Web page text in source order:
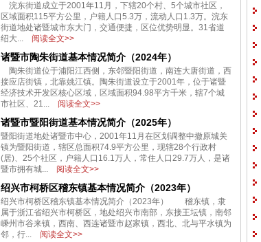
浣东街道成立于2001年11月，下辖20个村、5个城市社区，
区域面积115平方公里，户籍人口5.3万，流动人口1.3万。浣东
街道地处诸暨城市东大门，交通便捷，区位优势明显。31省道
绍大...
阅读全文>>
诸暨市陶朱街道基本情况简介（2024年）
陶朱街道位于浦阳江西侧，东邻暨阳街道，南连大唐街道，西
接应店街镇，北靠姚江镇。陶朱街道设立于2001年，位于诸暨
经济技术开发区核心区域，区域面积94.98平方千米，辖7个城
市社区、21...
阅读全文>>
诸暨市暨阳街道基本情况简介（2025年）
暨阳街道地处诸暨市中心，2001年11月在区划调整中撤原城关
镇为暨阳街道，辖区总面积74.9平方公里，现辖28个行政村
(居)、25个社区，户籍人口16.1万人，常住人口29.7万人，是诸
暨市拥有城...
阅读全文>>
绍兴市柯桥区稽东镇基本情况简介（2023年）
绍兴市柯桥区稽东镇基本情况简介（2023年） 稽东镇，隶
属于浙江省绍兴市柯桥区，地处绍兴市南部，东接王坛镇，南邻
嵊州市谷来镇，西南、西连诸暨市赵家镇，西北、北与平水镇为
邻，行...
阅读全文>>